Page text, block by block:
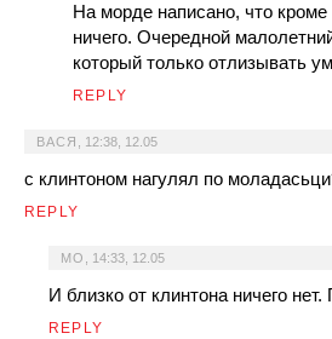
На морде написано, что
ничего. Очередной
который только отлизывать
REPLY
ВАСЯ 12:38, 12.05
с клинтоном нагулял по
REPLY
MO 14:33, 12.05
И близко от клинтона ничего
REPLY